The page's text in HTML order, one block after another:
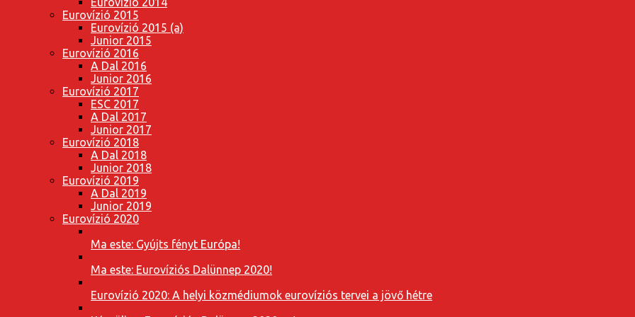
Eurovízió 2015
Eurovízió 2015 (a)
Junior 2015
Eurovízió 2016
A Dal 2016
Junior 2016
Eurovízió 2017
ESC 2017
A Dal 2017
Junior 2017
Eurovízió 2018
A Dal 2018
Junior 2018
Eurovízió 2019
A Dal 2019
Junior 2019
Eurovízió 2020
Ma este: Gyújts fényt Európa!
Ma este: Eurovíziós Dalünnep 2020!
Eurovízió 2020: A helyi közmédiumok eurovíziós tervei a jövő hétre